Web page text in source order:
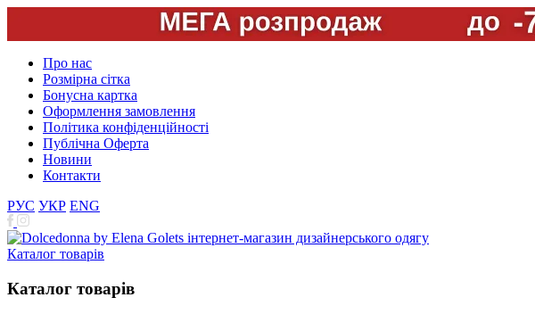
Про нас
Розмірна сітка
Бонусна картка
Оформлення замовлення
Політика конфіденційності
Публічна Оферта
Новини
Контакти
РУС УКР ENG
Каталог товарів
Каталог товарів